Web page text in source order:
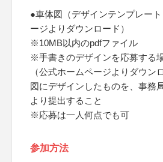
●車体図（デザインテンプレー
ージよりダウンロード）
※10MB以内のpdfファイル
※手書きのデザインを応募する
（公式ホームページよりダウン
図にデザインしたものを、事務
より提出すること
※応募は一人何点でも可
参加方法